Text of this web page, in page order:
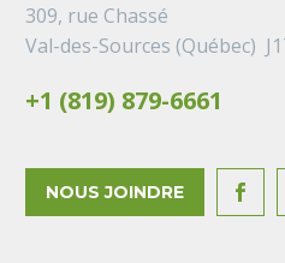
309, rue Chassé
Val-des-Sources (Québec)
+1 (819) 879-6661
NOUS JOINDRE 